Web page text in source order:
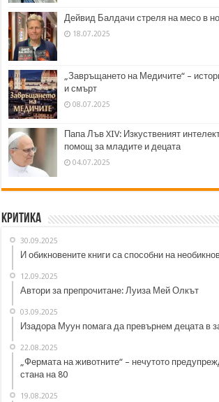
Дейвид Балдачи стреля на месо в
18.07.2025
„Завръщането на Медичите“ –
и смърт
08.07.2025
Папа Лъв XIV: Изкуственият
помощ за младите и децата
04.07.2025
Критика
30.09.2025
И обикновените книги са способни на
12.09.2025
Автори за препрочитане: Луиза Мей Олкът
03.09.2025
Изадора Муун помага да превърнем децата в
22.08.2025
„Фермата на животните“ – нечутото
стана на 80
19.08.2025